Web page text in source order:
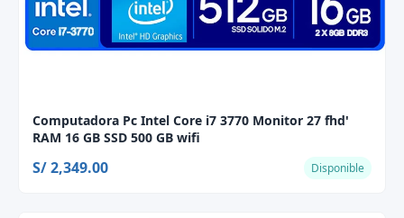
Computadora Pc Intel Core i7 3770 Monitor 27 fhd'
RAM 16 GB SSD 500 GB wifi
S/ 2,349.00 Disponible